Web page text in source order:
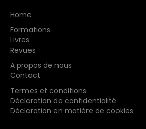
Home
Formations
Livres
Revues
A propos de nous
Contact
Termes et conditions
Déclaration de confidentialité
Déclaration en matière de cookies